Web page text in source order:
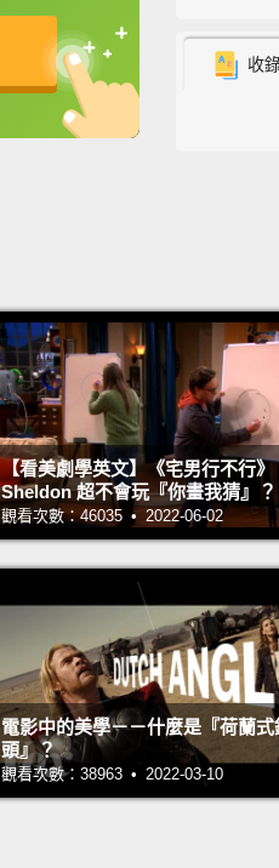
主持人
來賓：
翻譯：
收
【看美劇學英文】《宅男行不行》
Sheldon 超不會玩『你畫我猜』？
觀看次數：46035 • 2022-06-02
電影中的美學－－什麼是『荷蘭式
頭』？
觀看次數：38963 • 2022-03-10